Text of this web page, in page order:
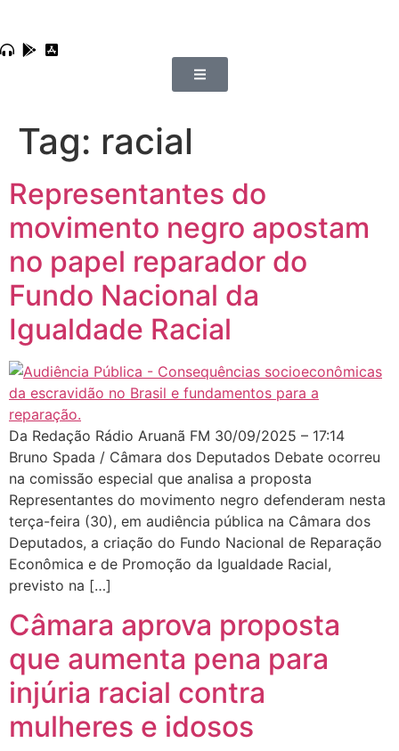
Tag: racial
Representantes do
movimento negro apostam
no papel reparador do
Fundo Nacional da
Igualdade Racial
Da Redação Rádio Aruanã FM 30/09/2025 – 17:14
Bruno Spada / Câmara dos Deputados Debate ocorreu
na comissão especial que analisa a proposta
Representantes do movimento negro defenderam nesta
terça-feira (30), em audiência pública na Câmara dos
Deputados, a criação do Fundo Nacional de Reparação
Econômica e de Promoção da Igualdade Racial,
previsto na […]
Câmara aprova proposta
que aumenta pena para
injúria racial contra
mulheres e idosos